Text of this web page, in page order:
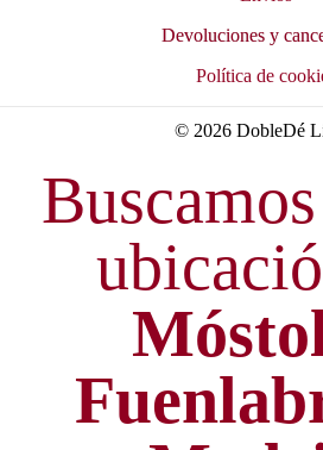
Devoluciones y
Política de
© 2026 DobleDé